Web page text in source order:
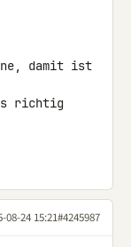
damit ist
richtig
08-24 15:21#4245987